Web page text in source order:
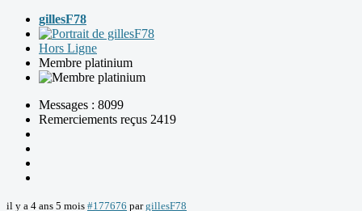
gillesF78
Hors Ligne
Membre platinium
Messages : 8099
Remerciements reçus 2419
il y a 4 ans 5 mois #177676 pargillesF78